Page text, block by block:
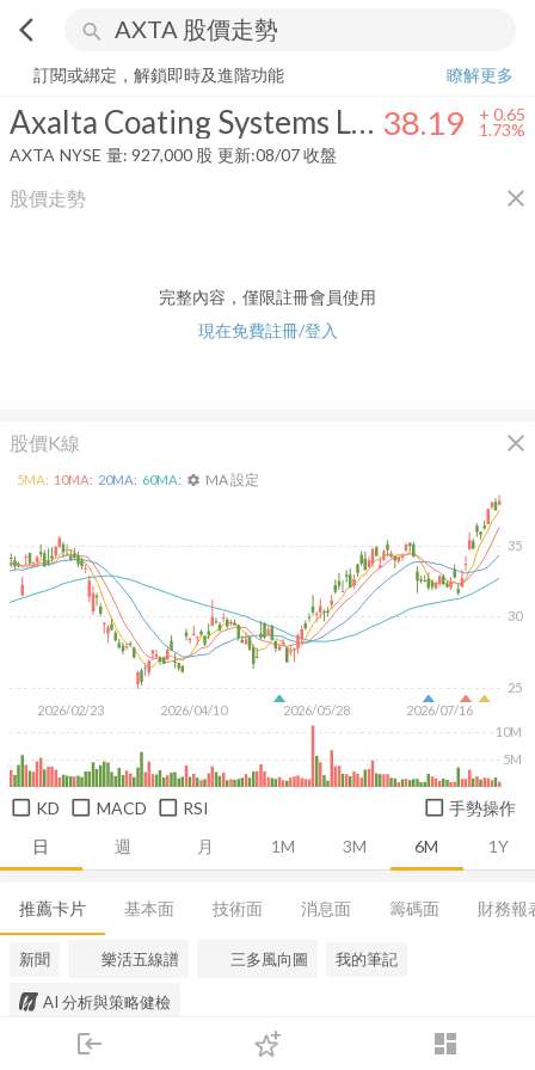
arrow_back_ios search
login dashboard
下單
Axalta Coating Systems Ltd. 38.19
訂閱或綁定，解鎖即時及進階功能
瞭解更多
Axalta Coating Systems Ltd. 38.19 + 0.65
1.73%
AXTA NYSE 量: 927,000 股 更新:08/07 收盤
股價走勢 close
完整內容，僅限註冊會員使用
現在免費註冊/登入
股價K線 close
日 週 月 1M 3M 6M 1Y
2026/02/23 2026/04/10 2026/05/28 2026/07/16
25
30
35
5M
10M
5MA: 10MA: 20MA: 60MA: settings MA 設定
KD MACD RSI 手勢操作
推薦卡片 基本面 技術面 消息面 籌碼面 財務報
新聞 樂活五線譜 三多風向圖 我的筆記
AI 分析與策略健檢